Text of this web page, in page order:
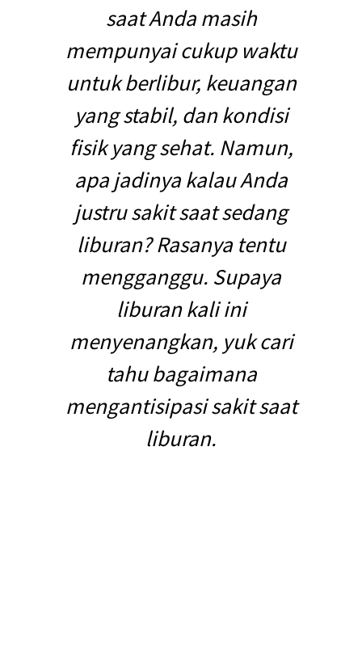
saat Anda masih
mempunyai cukup waktu
untuk berlibur, keuangan
yang stabil, dan kondisi
fisik yang sehat. Namun,
apa jadinya kalau Anda
justru sakit saat sedang
liburan? Rasanya tentu
mengganggu. Supaya
liburan kali ini
menyenangkan, yuk cari
tahu bagaimana
mengantisipasi sakit saat
liburan.